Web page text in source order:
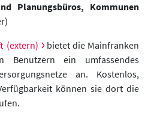
Planungsbüros, Kommunen
(extern) bietet die Mainfranken
Benutzern ein umfassendes
an. Kostenlos,
können sie dort die